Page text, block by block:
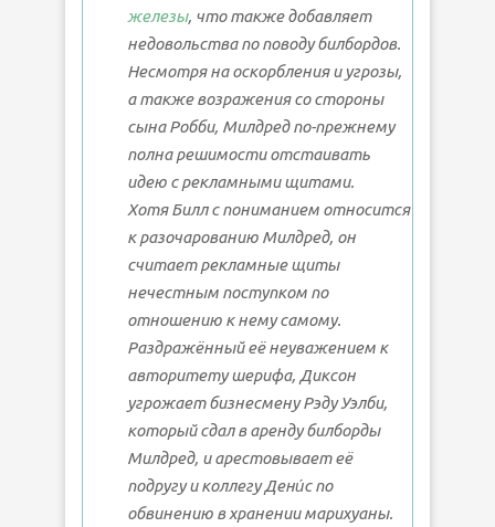
железы, что также добавляет
недовольства по поводу билбордов.
Несмотря на оскорбления и угрозы,
а также возражения со стороны
сына Робби, Милдред по-прежнему
полна решимости отстаивать
идею с рекламными щитами.
Хотя Билл с пониманием относится
к разочарованию Милдред, он
считает рекламные щиты
нечестным поступком по
отношению к нему самому.
Раздражённый её неуважением к
авторитету шерифа, Диксон
угрожает бизнесмену Рэду Уэлби,
который сдал в аренду билборды
Милдред, и арестовывает её
подругу и коллегу Дени́с по
обвинению в хранении марихуаны.